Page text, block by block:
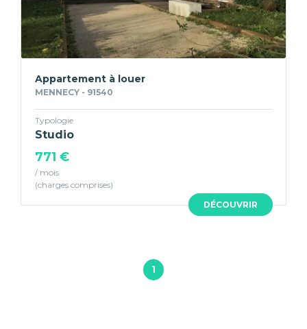
DÉCOUVRIR
Appartement à louer
MENNECY - 91540
Typologie
Studio
771 €
/ mois
1